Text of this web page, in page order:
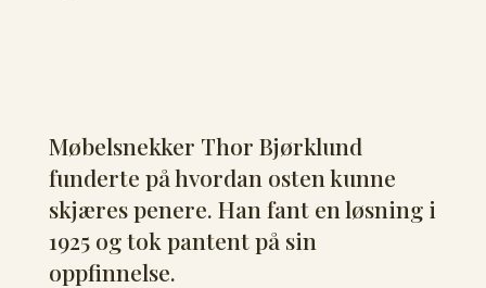
Møbelsnekker Thor Bjørklund
funderte på hvordan osten kunne
skjæres penere. Han fant en løsning i
1925 og tok pantent på sin
oppfinnelse.